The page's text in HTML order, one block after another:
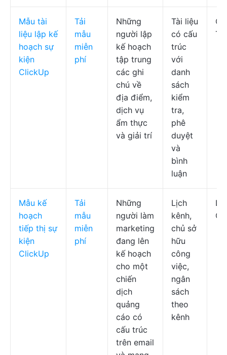
Mẫu tài
liệu lập kế
hoạch sự
kiện
ClickUp
Tải
mẫu
miễn
phí
Những
người lập
kế hoạch
tập trung
các ghi
chú về
địa điểm,
dịch vụ
ẩm thực
và giải trí
Tài liệu
có cấu
trúc
với
danh
sách
kiểm
tra,
phê
duyệt
và
bình
luận
Mẫu kế
hoạch
tiếp thị sự
kiện
ClickUp
Tải
mẫu
miễn
phí
Những
người làm
marketing
đang lên
kế hoạch
cho một
chiến
dịch
quảng
cáo có
cấu trúc
trên email
Lịch
kênh,
chủ sở
hữu
công
việc,
ngân
sách
theo
kênh